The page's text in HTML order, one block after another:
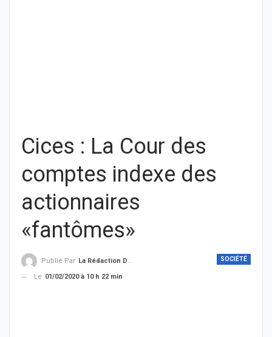
Cices : La Cour des
comptes indexe des
actionnaires
«fantômes»
SOCIÉTÉ
Publié Par La Rédaction De THIEYSENEGAL.com
Le 01/02/2020 à 10 h 22 min